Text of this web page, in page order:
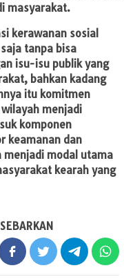
masyarakat.
kerawanan sosial
tanpa bisa
isu-isu publik yang
bahkan kadang
itu komitmen
menjadi
komponen
keamanan dan
menjadi modal utama
kearah yang
SEBARKAN